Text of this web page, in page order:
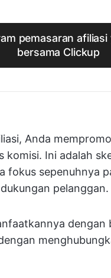
pemasaran
bersama Clickup
Anda
komisi. Ini adalah
fokus sepenuhnya
pelanggan.